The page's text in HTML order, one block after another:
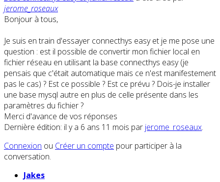
jerome_roseaux
Bonjour à tous,
Je suis en train d'essayer connecthys easy et je me pose une
question : est il possible de convertir mon fichier local en
fichier réseau en utilisant la base connecthys easy (je
pensais que c'était automatique mais ce n'est manifestement
pas le cas) ? Est ce possible ? Est ce prévu ? Dois-je installer
une base mysql autre en plus de celle présente dans les
paramètres du fichier ?
Merci d'avance de vos réponses
Dernière édition: il y a 6 ans 11 mois par jerome_roseaux.
Connexion ou Créer un compte pour participer à la
conversation.
Jakes